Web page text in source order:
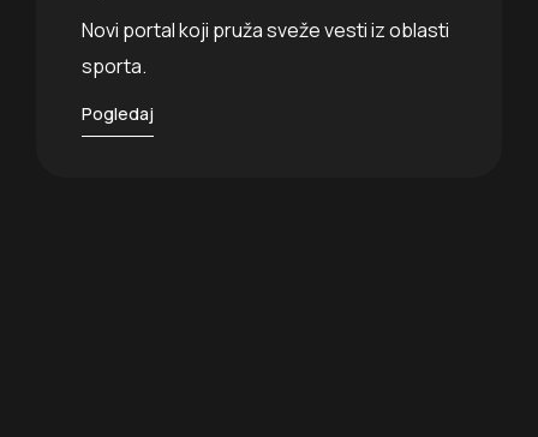
Novi portal koji pruža sveže vesti iz oblasti
sporta.
Pogledaj